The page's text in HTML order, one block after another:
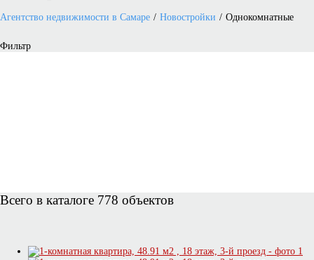
Агентство недвижимости в Самаре Новостройки Однокомнатные
Фильтр
Всего в каталоге 778 объектов